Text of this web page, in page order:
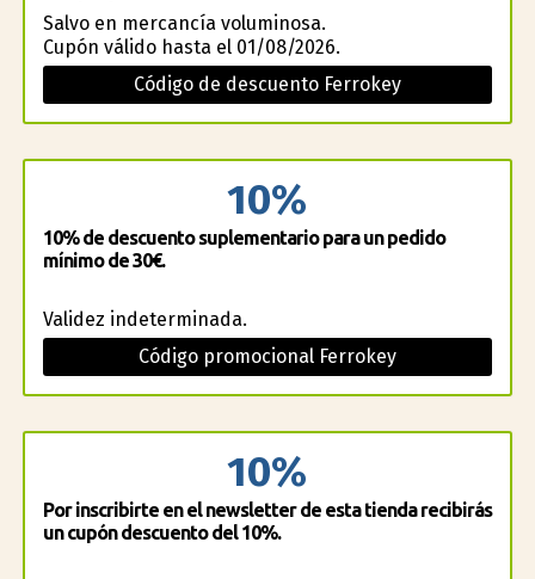
Salvo en mercancía voluminosa.
Cupón válido hasta el 01/08/2026.
Código de descuento Ferrokey
10%
10% de descuento suplementario para un pedido
mínimo de 30€.
Validez indeterminada.
Código promocional Ferrokey
10%
Por inscribirte en el newsletter de esta tienda recibirás
un cupón descuento del 10%.